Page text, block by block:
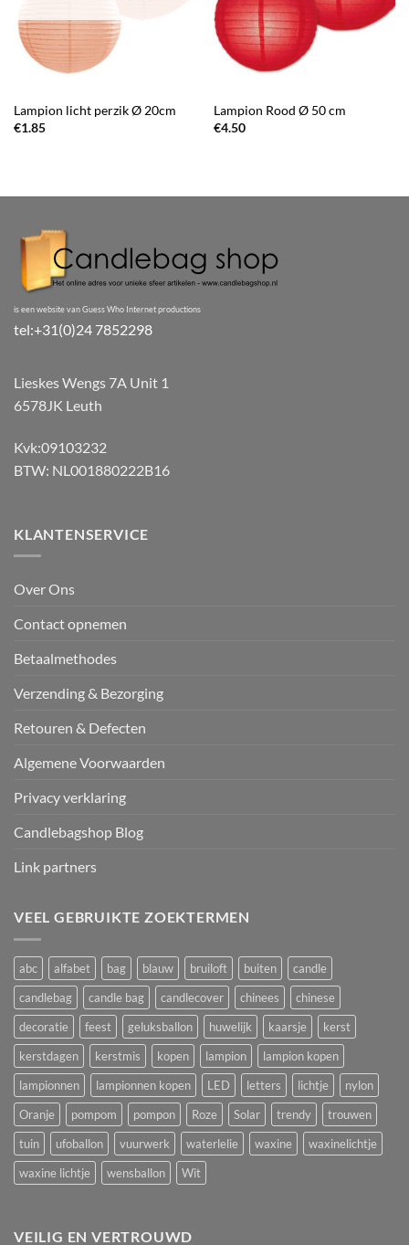
Lampion licht perzik Ø 20cm
€1.85
Lampion Rood Ø 50 cm
€4.50
is een website van Guess Who Internet productions
tel:+31(0)24 7852298
Lieskes Wengs 7A Unit 1
6578JK Leuth
Kvk:09103232
BTW: NL001880222B16
KLANTENSERVICE
Over Ons
Contact opnemen
Betaalmethodes
Verzending & Bezorging
Retouren & Defecten
Algemene Voorwaarden
Privacy verklaring
Candlebagshop Blog
Link partners
VEEL GEBRUIKTE ZOEKTERMEN
abc alfabet bag blauw bruiloft buiten
candle
candlebag
candle bag candlecover chinees
chinese
decoratie
feest geluksballon huwelijk kaarsje
kerst
kerstdagen
kerstmis kopen lampion
lampion kopen
lampionnen
lampionnen kopen LED letters lichtje
nylon
Oranje
pompom pompon Roze Solar trendy
trouwen
tuin
ufoballon vuurwerk waterlelie waxine
waxinelichtje
waxine lichtje
wensballon Wit
VEILIG EN VERTROUWD